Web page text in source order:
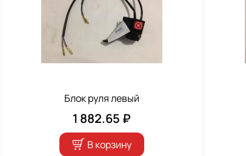
Блок руля левый
1 882.65 ₽
В корзину